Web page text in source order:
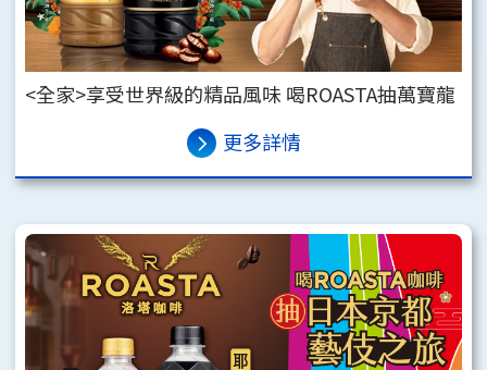
<全家>享受世界級的精品風味 喝ROASTA抽萬寶龍
更多詳情